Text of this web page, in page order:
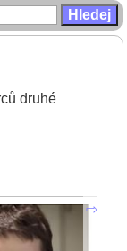
druhé